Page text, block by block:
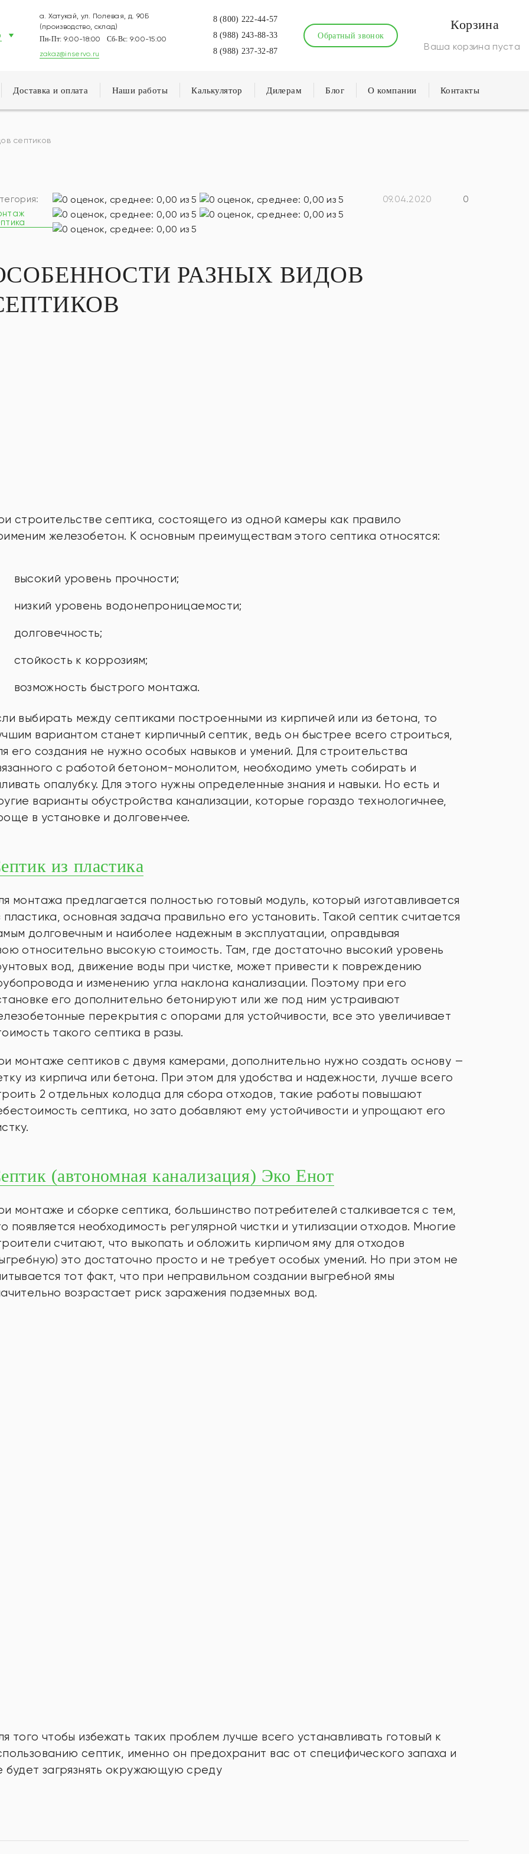
а. Хатукай, ул. Полевая, д. 90Б
(производство, склад)
Пн-Пт: 9:00-18:00 Сб-Вс: 9:00-15:00
zakaz@inservo.ru
8 (800) 222-44-57
8 (988) 243-88-33
8 (988) 237-32-87
Обратный звонок
Корзина
Ваша корзина пуста
Доставка и оплата Наши работы Калькулятор Дилерам Блог О компании Контакты
септиков
09.04.2020 0
РАЗНЫХ ВИДОВ
строительстве септика, состоящего из одной камеры как правило
железобетон. К основным преимуществам этого септика относятся:
высокий уровень прочности;
низкий уровень водонепроницаемости;
долговечность;
стойкость к коррозиям;
возможность быстрого монтажа.
выбирать между септиками построенными из кирпичей или из бетона, то
вариантом станет кирпичный септик, ведь он быстрее всего строиться,
его создания не нужно особых навыков и умений. Для строительства
с работой бетоном-монолитом, необходимо уметь собирать и
опалубку. Для этого нужны определенные знания и навыки. Но есть и
варианты обустройства канализации, которые гораздо технологичнее,
в установке и долговенчее.
из пластика
монтажа предлагается полностью готовый модуль, который изготавливается
пластика, основная задача правильно его установить. Такой септик считается
долговечным и наиболее надежным в эксплуатации, оправдывая
относительно высокую стоимость. Там, где достаточно высокий уровень
вод, движение воды при чистке, может привести к повреждению
и изменению угла наклона канализации. Поэтому при его
его дополнительно бетонируют или же под ним устраивают
перекрытия с опорами для устойчивости, все это увеличивает
такого септика в разы.
монтаже септиков с двумя камерами, дополнительно нужно создать основу —
из кирпича или бетона. При этом для удобства и надежности, лучше всего
2 отдельных колодца для сбора отходов, такие работы повышают
септика, но зато добавляют ему устойчивости и упрощают его
(автономная канализация) Эко Енот
монтаже и сборке септика, большинство потребителей сталкивается с тем,
появляется необходимость регулярной чистки и утилизации отходов. Многие
считают, что выкопать и обложить кирпичом яму для отходов
это достаточно просто и не требует особых умений. Но при этом не
тот факт, что при неправильном создании выгребной ямы
возрастает риск заражения подземных вод.
того чтобы избежать таких проблем лучше всего устанавливать готовый к
септик, именно он предохранит вас от специфического запаха и
будет загрязнять окружающую среду